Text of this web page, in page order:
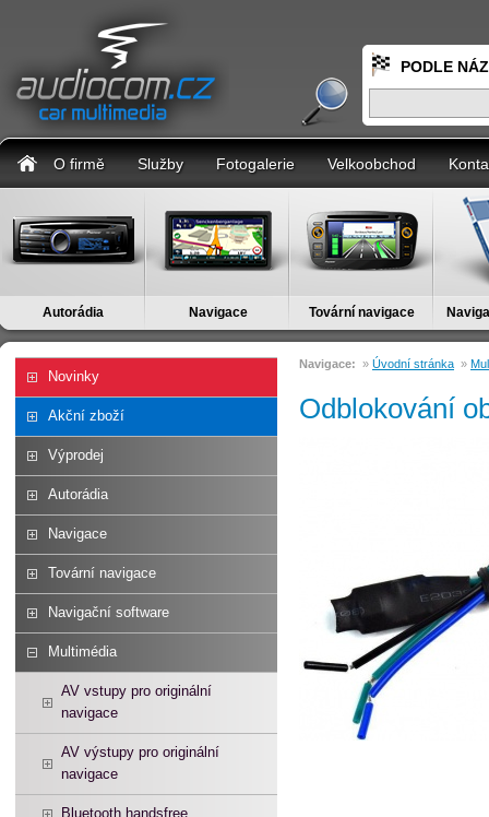
PODLE
O firmě Služby Fotogalerie Velkoobchod
Autorádia Navigace Tovární navigace
Novinky
Akční zboží
Výprodej
Autorádia
Navigace
Tovární navigace
Navigační software
Multimédia
AV vstupy pro originální
navigace
AV výstupy pro originální
navigace
Bluetooth handsfree
Navigace: » Úvodní stránka »
Odblokování